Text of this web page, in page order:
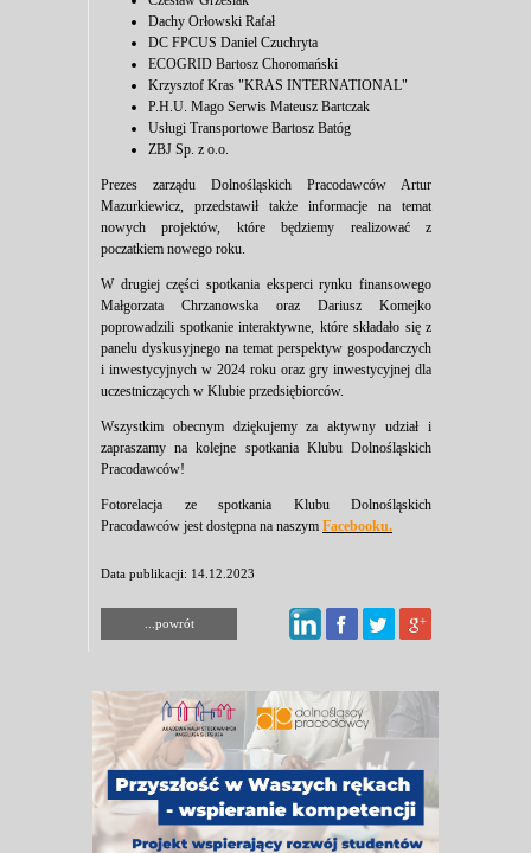
Dachy Orłowski Rafał
DC FPCUS Daniel Czuchryta
ECOGRID Bartosz Choromański
Krzysztof Kras "KRAS INTERNATIONAL"
P.H.U. Mago Serwis Mateusz Bartczak
Usługi Transportowe Bartosz Batóg
ZBJ Sp. z o.o.
Prezes zarządu Dolnośląskich Pracodawców Artur
Mazurkiewicz, przedstawił także informacje na temat
nowych projektów, które będziemy realizować z
poczatkiem nowego roku.
W drugiej części spotkania eksperci rynku finansowego
Małgorzata Chrzanowska oraz Dariusz Komejko
poprowadzili spotkanie interaktywne, które składało się z
panelu dyskusyjnego na temat perspektyw gospodarczych
i inwestycyjnych w 2024 roku oraz gry inwestycyjnej dla
uczestniczących w Klubie przedsiębiorców.
Wszystkim obecnym dziękujemy za aktywny udział i
zapraszamy na kolejne spotkania Klubu Dolnośląskich
Pracodawców!
Fotorelacja ze spotkania Klubu Dolnośląskich
Pracodawców jest dostępna na naszym Facebooku.
Data publikacji: 14.12.2023
...powrót